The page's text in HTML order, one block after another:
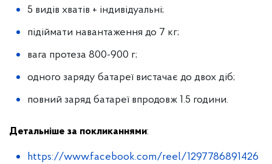
5 видів хватів + індивідуальні;
підіймати навантаження до 7 кг;
вага протеза 800-900 г;
одного заряду батареї вистачає до двох діб;
повний заряд батареї впродовж 1.5 години.
Детальніше за покликаннями:
https://www.facebook.com/reel/1297786891426